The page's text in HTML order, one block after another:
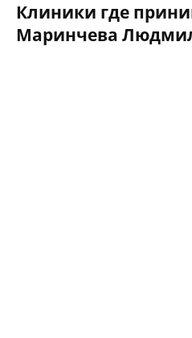
Клиники где
Маринчева